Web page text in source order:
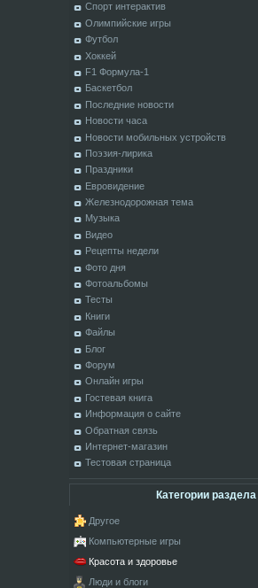
Спорт интерактив
Олимпийские игры
Футбол
Хоккей
F1 Формула-1
Баскетбол
Последние новости
Новости часа
Новости мобильных устройств
Поэзия-лирика
Праздники
Евровидение
Железнодорожная тема
Музыка
Видео
Рецепты недели
Фото дня
Фотоальбомы
Тесты
Книги
Файлы
Блог
Форум
Онлайн игры
Гостевая книга
Информация о сайте
Обратная связь
Интернет-магазин
Тестовая страница
Категории раздела
Другое
Компьютерные игры
Красота и здоровье
Люди и блоги